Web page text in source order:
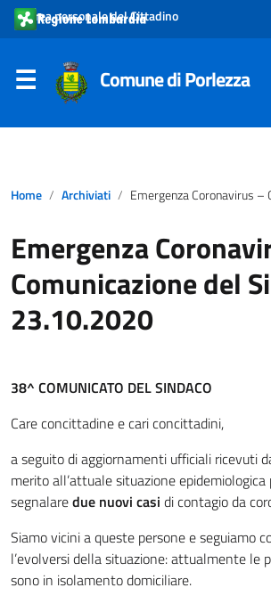
Area personale del Cittadino
Comune di Porlezza
Home Archiviati Emergenza Coronavirus – Comunicazione del Sindaco
Emergenza
Comunicazione del
23.10.2020
38^ COMUNICATO DEL SINDACO
Care concittadine e cari concittadini,
a seguito di aggiornamenti ufficiali ricevuti
merito all’attuale situazione
segnalaredue nuovi casi di contagio da
Siamo vicini a queste persone e seguiamo
l’evolversi della situazione: attualmente le
sono in isolamento domiciliare.